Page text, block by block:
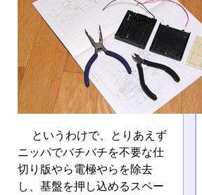
というわけで、とりあえず
ニッパでバチバチを不要な仕
切り版やら電極やらを除去
し、基盤を押し込めるスペー